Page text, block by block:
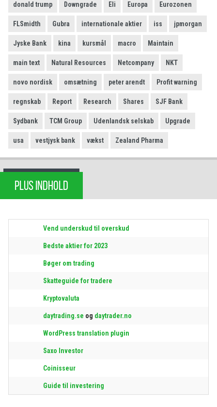
donald trump Downgrade Eli Europa Eurozonen
FLSmidth Gubra internationale aktier iss jpmorgan
Jyske Bank kina kursmål macro Maintain
main text Natural Resources Netcompany NKT
novo nordisk omsætning peter arendt Profit warning
regnskab Report Research Shares SJF Bank
Sydbank TCM Group Udenlandsk selskab Upgrade
usa vestjysk bank vækst Zealand Pharma
PLUS INDHOLD
Vend underskud til overskud
Bedste aktier for 2023
Bøger om trading
Skatteguide for tradere
Kryptovaluta
daytrading.se og daytrader.no
WordPress translation plugin
Saxo Investor
Coinisseur
Guide til investering